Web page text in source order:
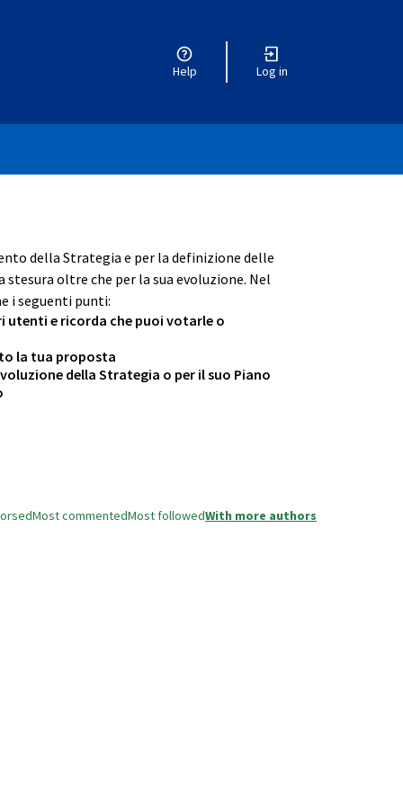
Help Log in
della Strategia e per la definizione delle
oltre che per la sua evoluzione. Nel
i seguenti punti:
utenti e ricorda che puoi votarle o
la tua proposta
della Strategia o per il suo Piano
Most commentedMost followedWith more authors